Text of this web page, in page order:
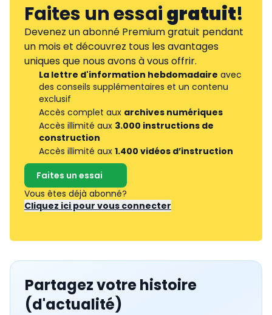
Faites un essaigratuit!
Devenez un abonné Premium gratuit pendant
un mois et découvrez tous les avantages
uniques que nous avons à vous offrir.
La lettre d'information hebdomadaire avec
des conseils supplémentaires et un contenu
exclusif
Accès complet aux archives numériques
Accès illimité aux 3.000 instructions de
construction
Accès illimité aux 1.400 vidéos d’instruction
Faites un essai
Vous êtes déjà abonné?
Cliquez ici pour vous connecter
Partagez votre histoire
(d'actualité)